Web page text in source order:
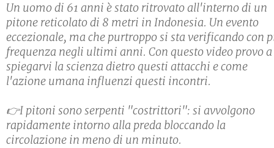
Un uomo di 61 anni è stato ritrovato all'interno di un
pitone reticolato di 8 metri in Indonesia. Un evento
eccezionale, ma che purtroppo si sta verificando con
frequenza negli ultimi anni. Con questo video provo a
spiegarvi la scienza dietro questi attacchi e come
l'azione umana influenzi questi incontri.
👉I pitoni sono serpenti "costrittori": si avvolgono
rapidamente intorno alla preda bloccando la
circolazione in meno di un minuto.